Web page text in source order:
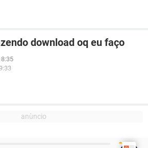
download oq eu faço